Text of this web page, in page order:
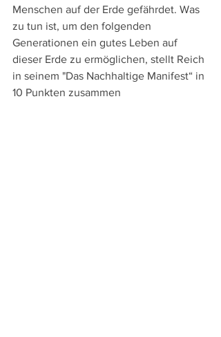
Menschen auf der Erde gefährdet. Was
zu tun ist, um den folgenden
Generationen ein gutes Leben auf
dieser Erde zu ermöglichen, stellt Reich
in seinem "Das Nachhaltige Manifest“ in
10 Punkten zusammen